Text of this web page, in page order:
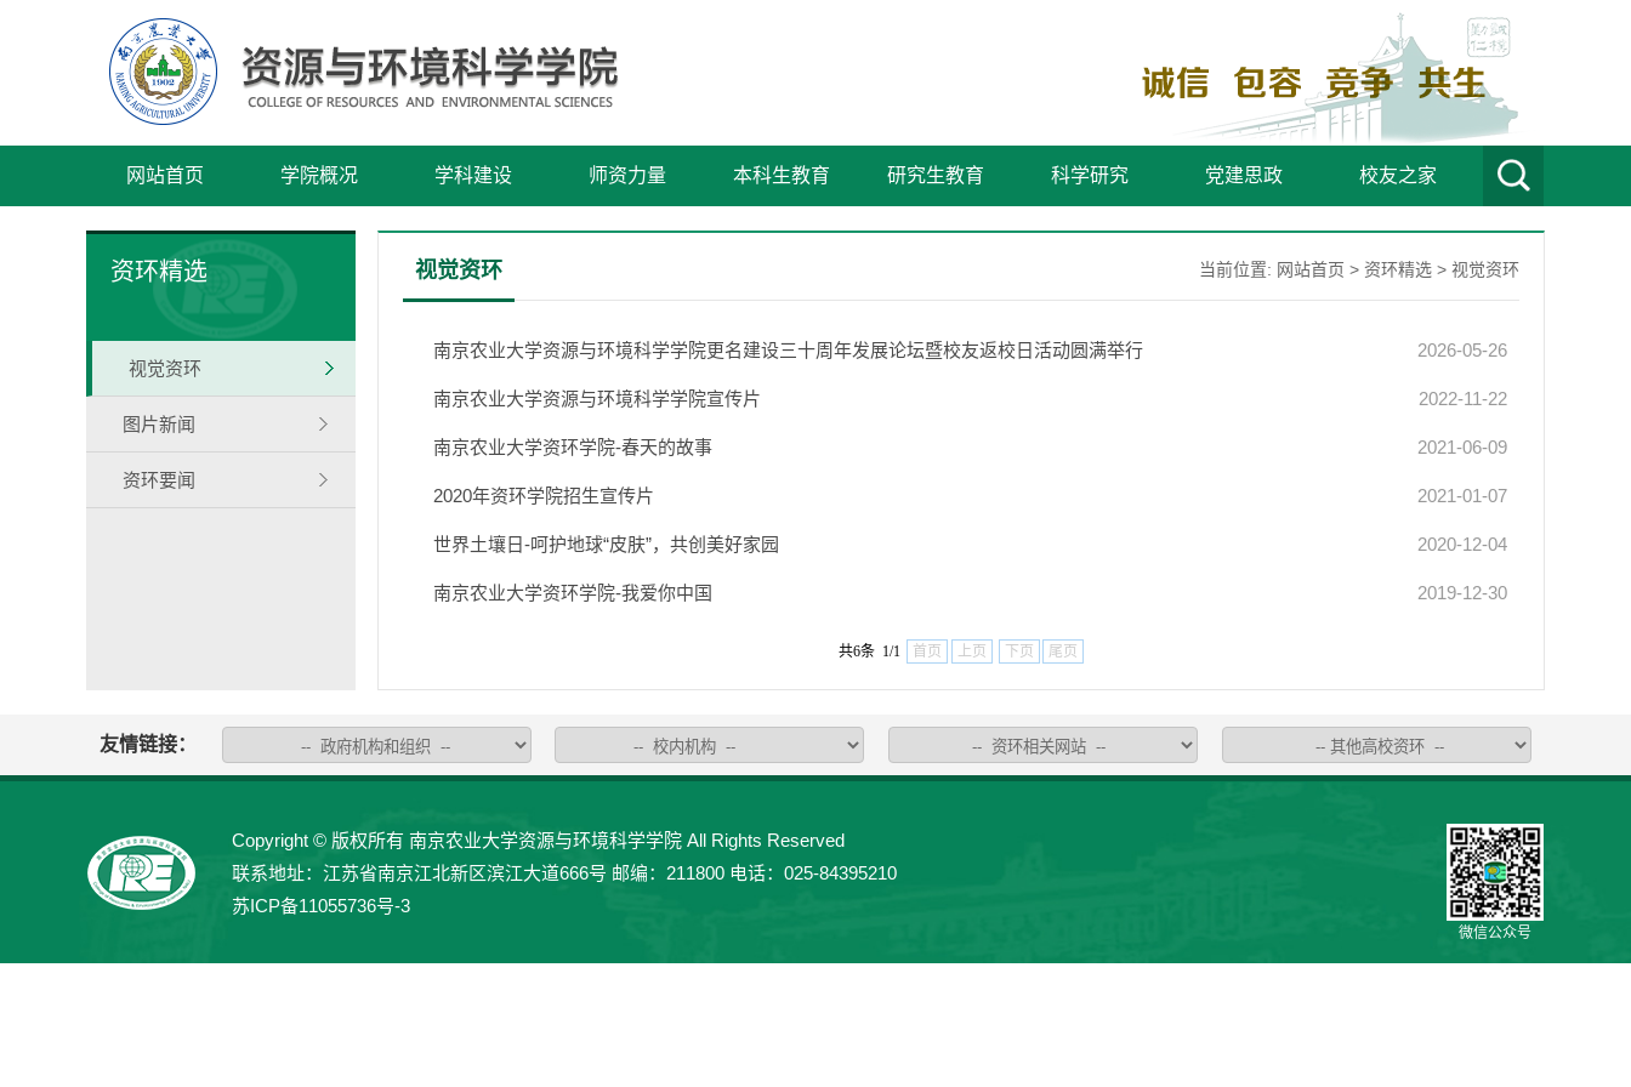
网站首页 学院概况 学科建设 师资力量 本科生教育 研究生教育 科学研究 党建思政 校友之家
资环精选
视觉资环
图片新闻
资环要闻
视觉资环 当前位置: 网站首页 > 资环精选 > 视觉资环
南京农业大学资源与环境科学学院更名建设三十周年发展论坛暨校友返校日活动圆满举行 2026-05-26
南京农业大学资源与环境科学学院宣传片 2022-11-22
南京农业大学资环学院-春天的故事 2021-06-09
2020年资环学院招生宣传片 2021-01-07
世界土壤日-呵护地球“皮肤”，共创美好家园 2020-12-04
南京农业大学资环学院-我爱你中国 2019-12-30
共6条 1/1 首页 上页 下页 尾页
友情链接：
Copyright © 版权所有 南京农业大学资源与环境科学学院 All Rights Reserved
联系地址：江苏省南京江北新区滨江大道666号 邮编：211800 电话：025-84395210
苏ICP备11055736号-3
微信公众号